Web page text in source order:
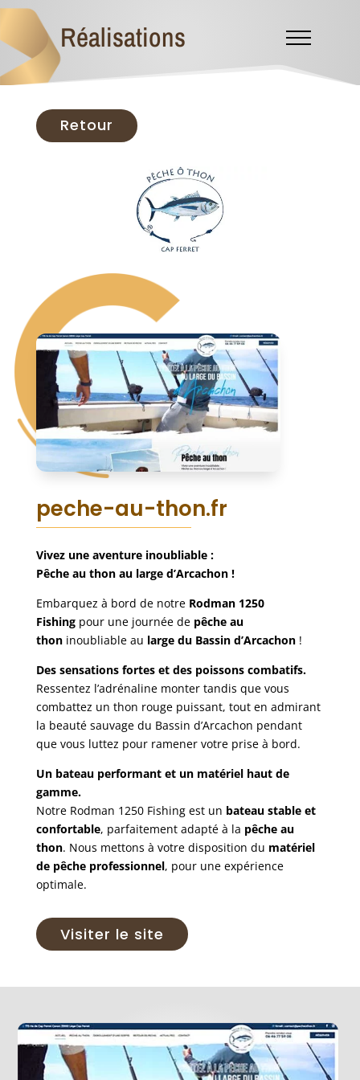
Réalisations
Retour
peche-au-thon.fr
Vivez une aventure inoubliable :
Pêche au thon au large d’Arcachon !
Embarquez à bord de notre Rodman 1250
Fishing pour une journée de pêche au
thon inoubliable au large du Bassin d’Arcachon !
Des sensations fortes et des poissons combatifs.
Ressentez l’adrénaline monter tandis que vous
combattez un thon rouge puissant, tout en admirant
la beauté sauvage du Bassin d’Arcachon pendant
que vous luttez pour ramener votre prise à bord.
Un bateau performant et un matériel haut de
gamme.
Notre Rodman 1250 Fishing est un bateau stable et
confortable, parfaitement adapté à la pêche au
thon. Nous mettons à votre disposition du matériel
de pêche professionnel, pour une expérience
optimale.
Visiter le site